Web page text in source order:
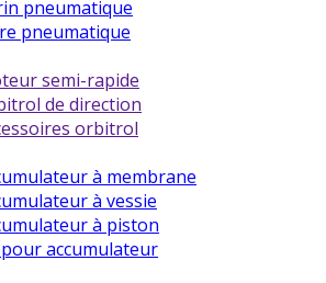
pneumatique
pneumatique
semi-rapide
de direction
orbitrol
à membrane
à vessie
à piston
accumulateur